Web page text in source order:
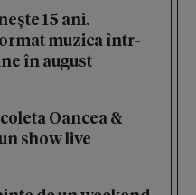
15 ani.
muzica într-
în august
Oancea &
show live